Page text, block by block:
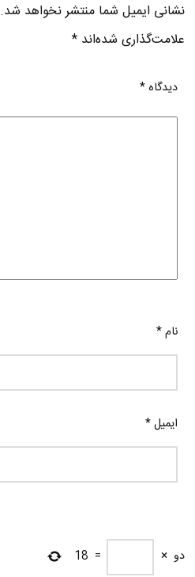
نشانی ایمیل شما منتشر نخواهد شد.
علامت‌گذاری شده‌اند*
دیدگاه*
نام*
ایمیل*
دو ×
=
18